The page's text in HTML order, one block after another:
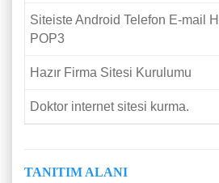
Siteiste Android Telefon E-mail
POP3
Hazır Firma Sitesi Kurulumu
Doktor internet sitesi kurma.
TANITIM ALANI